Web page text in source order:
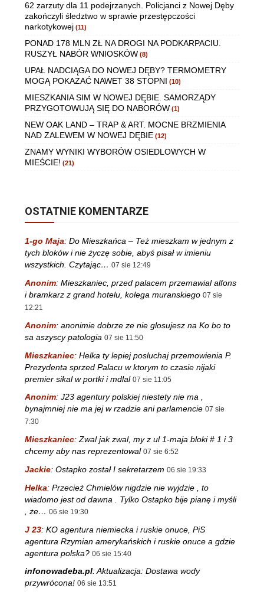
62 zarzuty dla 11 podejrzanych. Policjanci z Nowej Dęby
zakończyli śledztwo w sprawie przestępczości
narkotykowej (11)
PONAD 178 MLN ZŁ NA DROGI NA PODKARPACIU.
RUSZYŁ NABÓR WNIOSKÓW (8)
UPAŁ NADCIĄGA DO NOWEJ DĘBY? TERMOMETRY
MOGĄ POKAZAĆ NAWET 38 STOPNI (10)
MIESZKANIA SIM W NOWEJ DĘBIE. SAMORZĄDY
PRZYGOTOWUJĄ SIĘ DO NABORÓW (1)
NEW OAK LAND – TRAP & ART. MOCNE BRZMIENIA
NAD ZALEWEM W NOWEJ DĘBIE (12)
ZNAMY WYNIKI WYBORÓW OSIEDLOWYCH W
MIEŚCIE! (21)
OSTATNIE KOMENTARZE
1-go Maja: Do Mieszkańca – Też mieszkam w jednym z
tych bloków i nie życzę sobie, abyś pisał w imieniu
wszystkich. Czytając… 07 sie 12:49
Anonim: Mieszkaniec, przed palacem przemawial alfons
i bramkarz z grand hotelu, kolega muranskiego 07 sie
12:21
Anonim: anonimie dobrze ze nie glosujesz na Ko bo to
sa aszyscy patologia 07 sie 11:50
Mieszkaniec: Helka ty lepiej posluchaj przemowienia P.
Prezydenta sprzed Palacu w ktorym to czasie nijaki
premier sikal w portki i mdlal 07 sie 11:05
Anonim: J23 agentury polskiej niestety nie ma ,
bynajmniej nie ma jej w rzadzie ani parlamencie 07 sie
7:30
Mieszkaniec: Zwal jak zwal, my z ul 1-maja bloki # 1 i 3
chcemy aby nas reprezentowal 07 sie 6:52
Jackie: Ostapko został I sekretarzem 06 sie 19:33
Helka: Przecież Chmielów nigdzie nie wyjdzie , to
wiadomo jest od dawna . Tylko Ostapko bije pianę i myśli
, że… 06 sie 19:30
J 23: KO agentura niemiecka i ruskie onuce, PiS
agentura Rzymian amerykańskich i ruskie onuce a gdzie
agentura polska? 06 sie 15:40
infonowadeba.pl:Aktualizacja: Dostawa wody
przywrócona! 06 sie 13:51